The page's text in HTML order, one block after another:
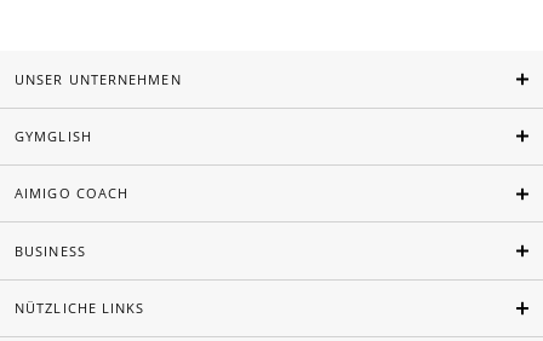
UNSER UNTERNEHMEN
GYMGLISH
AIMIGO COACH
BUSINESS
NÜTZLICHE LINKS